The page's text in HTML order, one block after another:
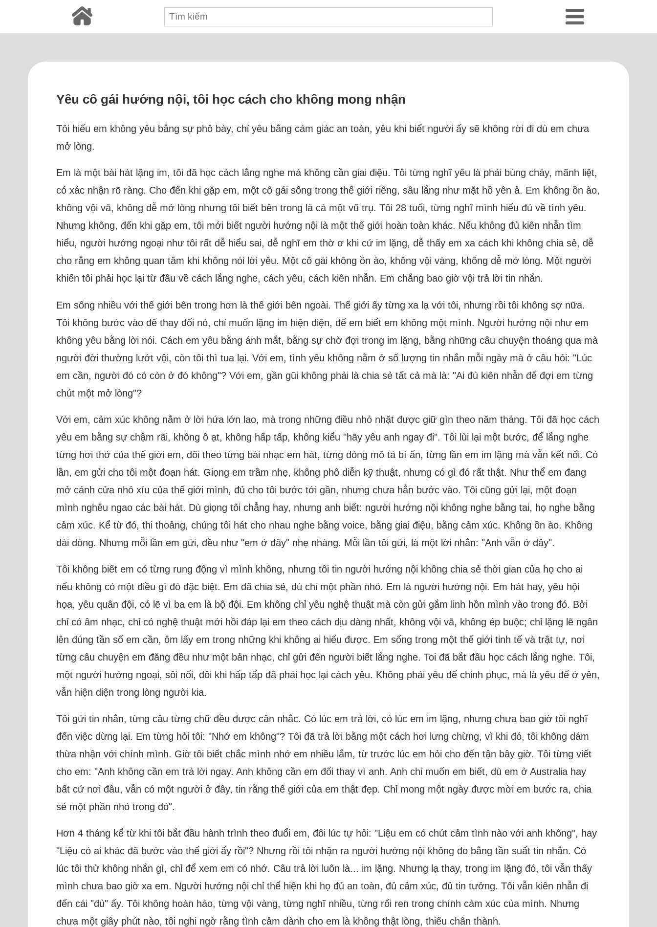
Yêu cô gái hướng nội, tôi học cách cho không mong nhận
Tôi hiểu em không yêu bằng sự phô bày, chỉ yêu bằng cảm giác an toàn, yêu khi biết người ấy sẽ không rời đi dù em chưa
mở lòng.
Em là một bài hát lặng im, tôi đã học cách lắng nghe mà không cần giai điệu. Tôi từng nghĩ yêu là phải bùng cháy, mãnh liệt,
có xác nhận rõ ràng. Cho đến khi gặp em, một cô gái sống trong thế giới riêng, sâu lắng như mặt hồ yên ả. Em không ồn ào,
không vội vã, không dễ mở lòng nhưng tôi biết bên trong là cả một vũ trụ. Tôi 28 tuổi, từng nghĩ mình hiểu đủ về tình yêu.
Nhưng không, đến khi gặp em, tôi mới biết người hướng nội là một thế giới hoàn toàn khác. Nếu không đủ kiên nhẫn tìm
hiểu, người hướng ngoại như tôi rất dễ hiểu sai, dễ nghĩ em thờ ơ khi cứ im lặng, dễ thấy em xa cách khi không chia sẻ, dễ
cho rằng em không quan tâm khi không nói lời yêu. Một cô gái không ồn ào, không vội vàng, không dễ mở lòng. Một người
khiến tôi phải học lại từ đầu về cách lắng nghe, cách yêu, cách kiên nhẫn. Em chẳng bao giờ vội trả lời tin nhắn.
Em sống nhiều với thế giới bên trong hơn là thế giới bên ngoài. Thế giới ấy từng xa lạ với tôi, nhưng rồi tôi không sợ nữa.
Tôi không bước vào để thay đổi nó, chỉ muốn lặng im hiện diện, để em biết em không một mình. Người hướng nội như em
không yêu bằng lời nói. Cách em yêu bằng ánh mắt, bằng sự chờ đợi trong im lặng, bằng những câu chuyện thoáng qua mà
người đời thường lướt vội, còn tôi thì tua lại. Với em, tình yêu không nằm ở số lượng tin nhắn mỗi ngày mà ở câu hỏi: "Lúc
em cần, người đó có còn ở đó không"? Với em, gần gũi không phải là chia sẻ tất cả mà là: "Ai đủ kiên nhẫn để đợi em từng
chút một mở lòng"?
Với em, cảm xúc không nằm ở lời hứa lớn lao, mà trong những điều nhỏ nhặt được giữ gìn theo năm tháng. Tôi đã học cách
yêu em bằng sự chậm rãi, không ồ ạt, không hấp tấp, không kiểu "hãy yêu anh ngay đi". Tôi lùi lại một bước, để lắng nghe
từng hơi thở của thế giới em, dõi theo từng bài nhạc em hát, từng dòng mô tả bí ẩn, từng lần em im lặng mà vẫn kết nối. Có
lần, em gửi cho tôi một đoạn hát. Giọng em trầm nhẹ, không phô diễn kỹ thuật, nhưng có gì đó rất thật. Như thể em đang
mở cánh cửa nhỏ xíu của thế giới mình, đủ cho tôi bước tới gần, nhưng chưa hẳn bước vào. Tôi cũng gửi lại, một đoạn
mình nghêu ngao các bài hát. Dù giọng tôi chẳng hay, nhưng anh biết: người hướng nội không nghe bằng tai, họ nghe bằng
cảm xúc. Kể từ đó, thi thoảng, chúng tôi hát cho nhau nghe bằng voice, bằng giai điệu, bằng cảm xúc. Không ồn ào. Không
dài dòng. Nhưng mỗi lần em gửi, đều như "em ở đây" nhẹ nhàng. Mỗi lần tôi gửi, là một lời nhắn: "Anh vẫn ở đây".
Tôi không biết em có từng rung động vì mình không, nhưng tôi tin người hướng nội không chia sẻ thời gian của họ cho ai
nếu không có một điều gì đó đặc biệt. Em đã chia sẻ, dù chỉ một phần nhỏ. Em là người hướng nội. Em hát hay, yêu hội
họa, yêu quân đội, có lẽ vì ba em là bộ đội. Em không chỉ yêu nghệ thuật mà còn gửi gắm linh hồn mình vào trong đó. Bởi
chỉ có âm nhạc, chỉ có nghệ thuật mới hồi đáp lại em theo cách dịu dàng nhất, không vội vã, không ép buộc; chỉ lặng lẽ ngân
lên đúng tần số em cần, ôm lấy em trong những khi không ai hiểu được. Em sống trong một thế giới tinh tế và trật tự, nơi
từng câu chuyện em đăng đều như một bản nhạc, chỉ gửi đến người biết lắng nghe. Toi đã bắt đầu học cách lắng nghe. Tôi,
một người hướng ngoại, sôi nổi, đôi khi hấp tấp đã phải học lại cách yêu. Không phải yêu để chinh phục, mà là yêu để ở yên,
vẫn hiện diện trong lòng người kia.
Tôi gửi tin nhắn, từng câu từng chữ đều được cân nhắc. Có lúc em trả lời, có lúc em im lặng, nhưng chưa bao giờ tôi nghĩ
đến việc dừng lại. Em từng hỏi tôi: "Nhớ em không"? Tôi đã trả lời bằng một cách hơi lưng chừng, vì khi đó, tôi không dám
thừa nhận với chính mình. Giờ tôi biết chắc mình nhớ em nhiều lắm, từ trước lúc em hỏi cho đến tận bây giờ. Tôi từng viết
cho em: "Anh không cần em trả lời ngay. Anh không cần em đổi thay vì anh. Anh chỉ muốn em biết, dù em ở Australia hay
bất cứ nơi đâu, vẫn có một người ở đây, tin rằng thế giới của em thật đẹp. Chỉ mong một ngày được mời em bước ra, chia
sẻ một phần nhỏ trong đó".
Hơn 4 tháng kể từ khi tôi bắt đầu hành trình theo đuổi em, đôi lúc tự hỏi: "Liệu em có chút cảm tình nào với anh không", hay
"Liệu có ai khác đã bước vào thế giới ấy rồi"? Nhưng rồi tôi nhận ra người hướng nội không đo bằng tần suất tin nhắn. Có
lúc tôi thử không nhắn gì, chỉ để xem em có nhớ. Câu trả lời luôn là... im lặng. Nhưng lạ thay, trong im lặng đó, tôi vẫn thấy
mình chưa bao giờ xa em. Người hướng nội chỉ thể hiện khi họ đủ an toàn, đủ cảm xúc, đủ tin tưởng. Tôi vẫn kiên nhẫn đi
đến cái "đủ" ấy. Tôi không hoàn hảo, từng vội vàng, từng nghĩ nhiều, từng rối ren trong chính cảm xúc của mình. Nhưng
chưa một giây phút nào, tôi nghi ngờ rằng tình cảm dành cho em là không thật lòng, thiếu chân thành.